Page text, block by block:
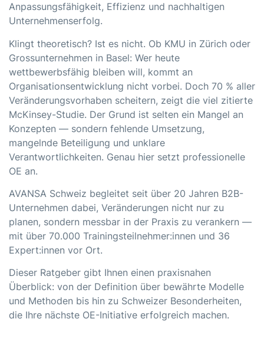
Anpassungsfähigkeit, Effizienz und nachhaltigen
Unternehmenserfolg.
Klingt theoretisch? Ist es nicht. Ob KMU in Zürich oder
Grossunternehmen in Basel: Wer heute
wettbewerbsfähig bleiben will, kommt an
Organisationsentwicklung nicht vorbei. Doch 70 % aller
Veränderungsvorhaben scheitern, zeigt die viel zitierte
McKinsey-Studie. Der Grund ist selten ein Mangel an
Konzepten — sondern fehlende Umsetzung,
mangelnde Beteiligung und unklare
Verantwortlichkeiten. Genau hier setzt professionelle
OE an.
AVANSA Schweiz begleitet seit über 20 Jahren B2B-
Unternehmen dabei, Veränderungen nicht nur zu
planen, sondern messbar in der Praxis zu verankern —
mit über 70.000 Trainingsteilnehmer:innen und 36
Expert:innen vor Ort.
Dieser Ratgeber gibt Ihnen einen praxisnahen
Überblick: von der Definition über bewährte Modelle
und Methoden bis hin zu Schweizer Besonderheiten,
die Ihre nächste OE-Initiative erfolgreich machen.